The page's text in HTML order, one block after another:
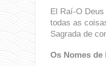
El Raí-O
todas as
Sagrada de
Os Nomes de